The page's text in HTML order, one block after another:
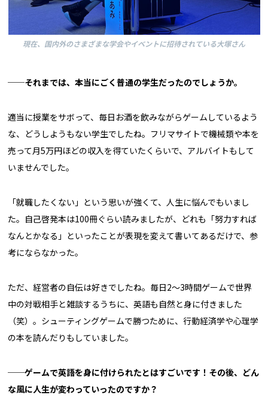
現在、国内外のさまざまな学会やイベントに招待されている大塚さん
──それまでは、本当にごく普通の学生だったのでしょうか。
適当に授業をサボって、毎日お酒を飲みながらゲームしているよう
な、どうしようもない学生でしたね。フリマサイトで機械類や本を
売って月5万円ほどの収入を得ていたくらいで、アルバイトもして
いませんでした。
「就職したくない」という思いが強くて、人生に悩んでもいまし
た。自己啓発本は100冊ぐらい読みましたが、どれも「努力すれば
なんとかなる」といったことが表現を変えて書いてあるだけで、参
考にならなかった。
ただ、経営者の自伝は好きでしたね。毎日2〜3時間ゲームで世界
中の対戦相手と雑談するうちに、英語も自然と身に付きました
（笑）。シューティングゲームで勝つために、行動経済学や心理学
の本を読んだりもしていました。
──ゲームで英語を身に付けられたとはすごいです！その後、どん
な風に人生が変わっていったのですか？